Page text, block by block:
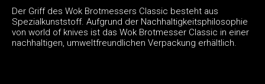
Der Griff des Wok Brotmessers Classic besteht aus
Spezialkunststoff. Aufgrund der Nachhaltigkeitsphilosophie
von world of knives ist das Wok Brotmesser Classic in einer
nachhaltigen, umweltfreundlichen Verpackung erhältlich.